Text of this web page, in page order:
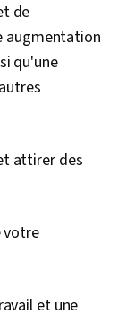
de
augmentation
qu'une
attirer des
votre
et une